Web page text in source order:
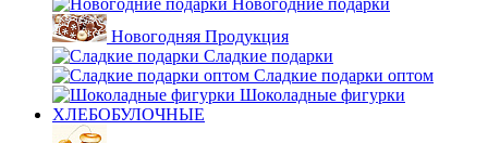
Новогодние подарки
Новогодняя Продукция
Сладкие подарки
Сладкие подарки оптом
Шоколадные фигурки
ХЛЕБОБУЛОЧНЫЕ